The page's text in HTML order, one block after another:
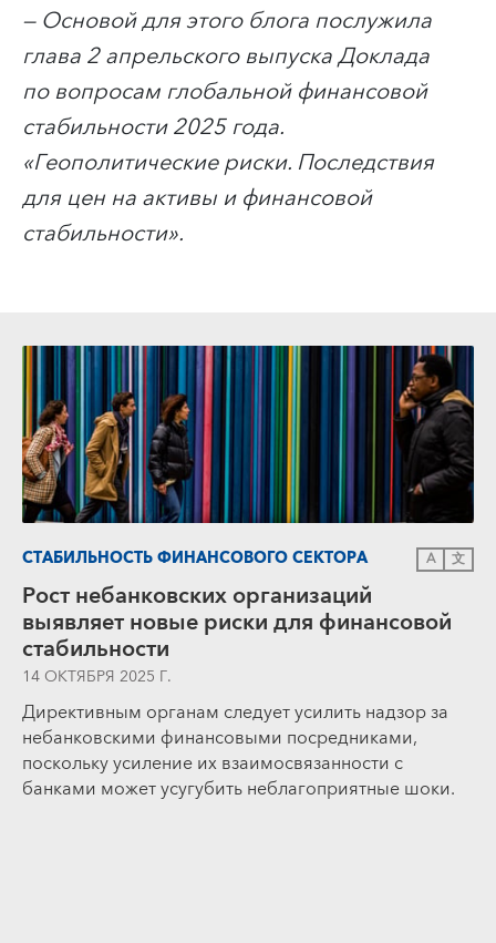
— Основой для этого блога послужила
глава 2 апрельского выпуска Доклада
по вопросам глобальной финансовой
стабильности 2025 года.
«Геополитические риски. Последствия
для цен на активы и финансовой
стабильности».
СТАБИЛЬНОСТЬ ФИНАНСОВОГО СЕКТОРА A 文
Рост небанковских организаций
выявляет новые риски для финансовой
стабильности
14 ОКТЯБРЯ 2025 Г.
Директивным органам следует усилить надзор за
небанковскими финансовыми посредниками,
поскольку усиление их взаимосвязанности с
банками может усугубить неблагоприятные шоки.